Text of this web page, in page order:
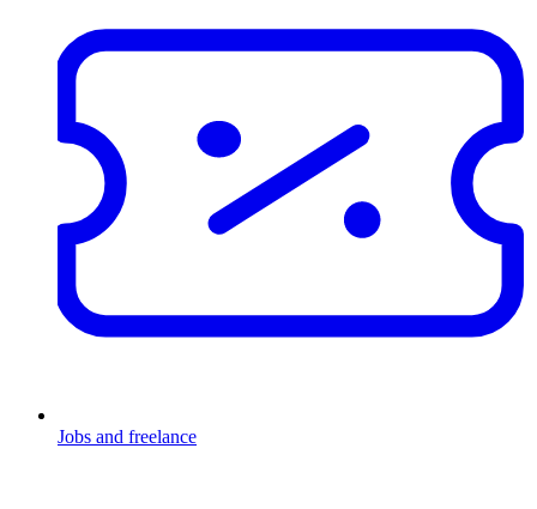
Jobs and freelance